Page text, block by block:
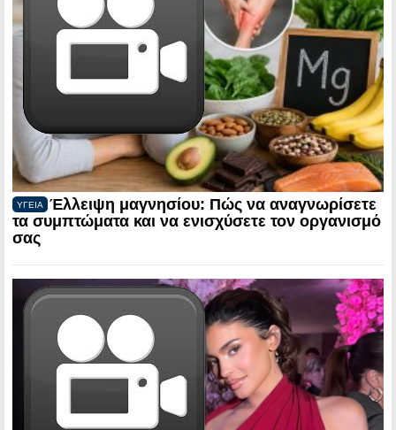
ΥΓΕΙΑ
Έλλειψη μαγνησίου: Πώς να αναγνωρίσετε
τα συμπτώματα και να ενισχύσετε τον οργανισμό
σας